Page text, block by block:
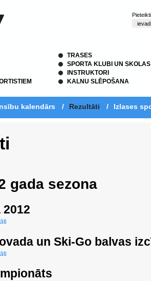
TRASES
SPORTA KLUBI UN SKOLAS
INSTRUKTORI
KALNU SLĒPOŠANA
kalendārs / Rezultāti / Izlases
gada sezona
un Ski-Go balvas